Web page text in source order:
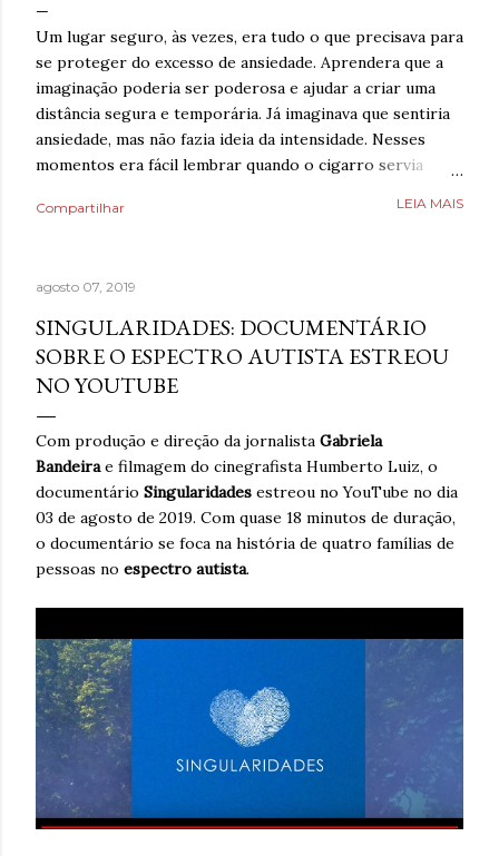
Um lugar seguro, às vezes, era tudo o que precisava para
se proteger do excesso de ansiedade. Aprendera que a
imaginação poderia ser poderosa e ajudar a criar uma
distância segura e temporária. Já imaginava que sentiria
ansiedade, mas não fazia ideia da intensidade. Nesses
momentos era fácil lembrar quando o cigarro servia
aprender a lidar com isso livre de nicotina. Caminhar,
para se distrair. Existia um limite de quanto era possível
diminuir a ansiedade, mas cada pequena coisa fazia toda
ninguém. Então, temporariamente se imaginar em um
lugar seguro poderia fazer toda diferença. Era algo que
muita gente já fazia de forma intuitiva, mas que ao
reaprender ganha um novo significado. Após dias sem
escrever, estava sentindo falta de brincar com as
palavras. A verdade é qu...
Compartilhar LEIA MAIS
agosto 07, 2019
SINGULARIDADES: DOCUMENTÁRIO
SOBRE O ESPECTRO AUTISTA ESTREOU
NO YOUTUBE
Com produção e direção da jornalista Gabriela
Bandeirae filmagem do cinegrafista Humberto Luiz, o
documentário Singularidades estreou no YouTube no dia
03 de agosto de 2019. Com quase 18 minutos de duração,
o documentário se foca na história de quatro famílias de
pessoas no espectro autista.